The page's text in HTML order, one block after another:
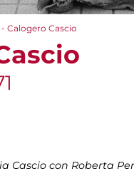
Calogero Cascio
Cascio con Roberta